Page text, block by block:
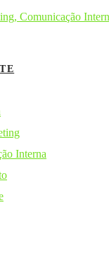
Interna